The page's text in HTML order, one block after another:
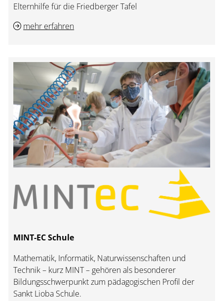
Elternhilfe für die Friedberger Tafel
mehr erfahren
MINT-EC Schule
Mathematik, Informatik, Naturwissenschaften und
Technik – kurz MINT – gehören als besonderer
Bildungsschwerpunkt zum pädagogischen Profil der
Sankt Lioba Schule.